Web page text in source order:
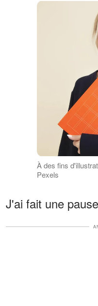
À des fins
Pexels
J'ai fait une